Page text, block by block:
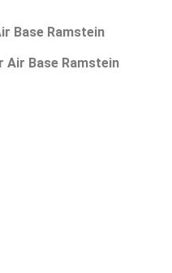
Base Ramstein
Air Base Ramstein